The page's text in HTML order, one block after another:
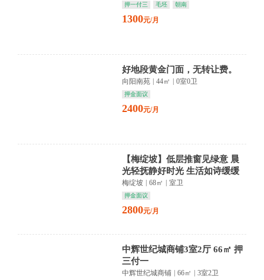
押一付三 毛坯 朝南
1300元/月
好地段黄金门面，无转让费。
向阳南苑 44㎡ 0室0卫
押金面议
2400元/月
【梅绽坡】低层推窗见绿意 晨
光轻抚静好时光 生活如诗缓缓
流淌
梅绽坡 68㎡ 室卫
押金面议
2800元/月
中辉世纪城商铺3室2厅 66㎡ 押
三付一
中辉世纪城商铺 | 66㎡ | 3室2卫